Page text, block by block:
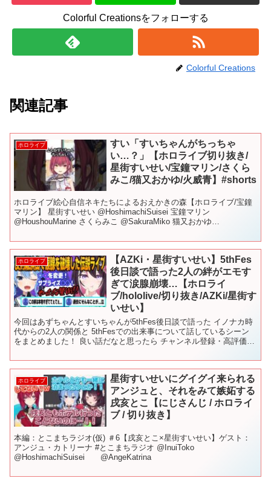
Colorful Creationsをフォローする
Colorful Creations
関連記事
ホロライブ
すい「すいちゃんがちっちゃ
い…？」【ホロライブ切り抜き/
星街すいせい/宝鐘マリン/さくら
みこ/猫又おかゆ/火威青】#shorts
ホロライブ絵心自信ネキたちによるおえかきの森【ホロライブ/宝鐘
マリン】 星街すいせい @HoshimachiSuisei 宝鐘マリン
@HoushouMarine さくらみこ @SakuraMiko 猫又おかゆ
ホロライブ
【AZKi・星街すいせい】5thFes
後日談で語った2人の絆がエモす
ぎて涙腺崩壊…【ホロライ
ブ/hololive/切り抜き/AZKi/星街す
いせい】
今回はあずちゃんとすいちゃんが5thFes後日談で語った イノナカ時
代からの2人の関係と 5thFesでの出来事について話しているシーン
をまとめました！ 良い話だなと思ったら チャンネル登録・高評価よ
ホロライブ
星街すいせいにグイグイ来られる
アンジュと、それをみて嫉妬する
戌亥とこ【にじさんじ / ホロライ
ブ / 切り抜き】
本編：とこまちラジオ(仮) ＃6【戌亥とこ×星街すいせい】ゲスト：
アンジュ・カトリーナ #とこまちラジオ @InuiToko
@HoshimachiSuisei @AngeKatrina